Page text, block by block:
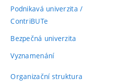
Podnikavá univerzita /
ContriBUTe
Bezpečná univerzita
Vyznamenání
Organizační struktura